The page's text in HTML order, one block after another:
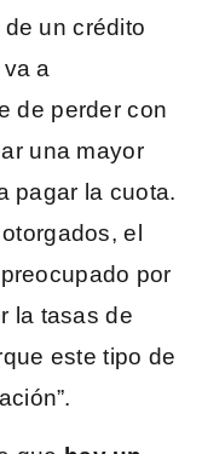
un crédito
a
de perder con
una mayor
pagar la cuota.
el
por
la tasas de
este tipo de